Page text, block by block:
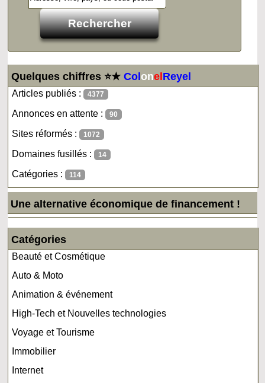
Quelques chiffres ⭐★ColonelReyel
Articles publiés : 4377
Annonces en attente : 90
Sites réformés : 1072
Domaines fusillés : 14
Catégories : 114
Une alternative économique de financement !
Catégories
Beauté et Cosmétique
Auto & Moto
Animation & événement
High-Tech et Nouvelles technologies
Voyage et Tourisme
Immobilier
Internet